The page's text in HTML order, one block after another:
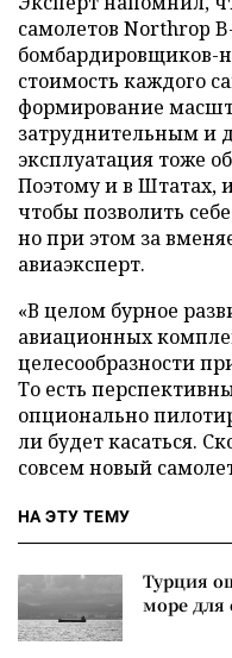
самолетов Northrop
бомбардировщиков-
стоимость каждого
формирование
затруднительным и
эксплуатация тоже
Поэтому и в Штатах,
чтобы позволить
но при этом за
авиаэксперт.
«В целом бурное
авиационных
целесообразности
То есть
опционально
ли будет касаться.
совсем новый
НА ЭТУ ТЕМУ
Турция
море для